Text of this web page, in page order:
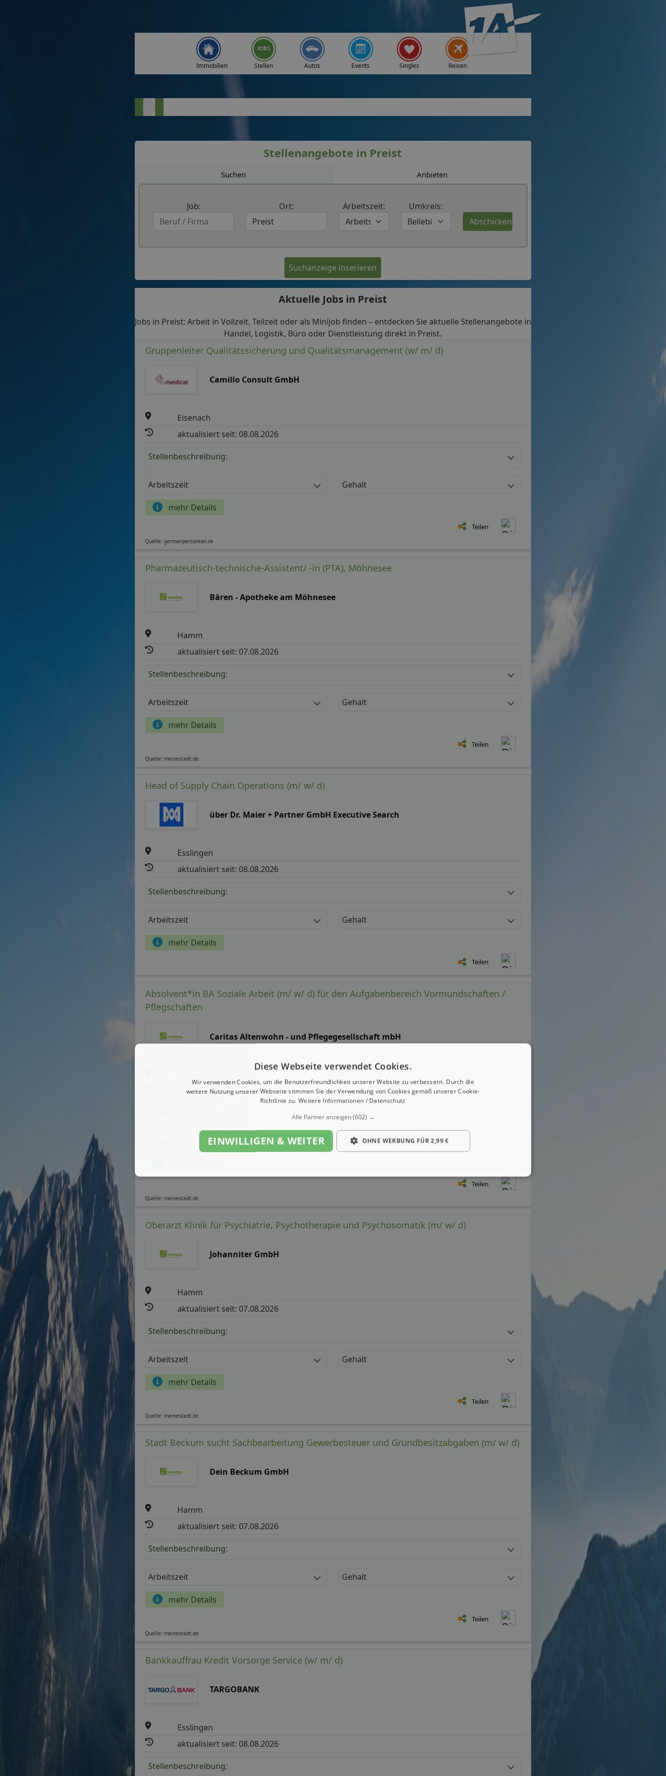
Immobilien Stellen Autos Events Singles Reisen
Stellenangebote in Preist
Suchen Anbieten
Job: Ort: Arbeitszeit: Umkreis:
Suchanzeige inserieren
Aktuelle Jobs in Preist
Jobs in Preist: Arbeit in Vollzeit, Teilzeit oder als Minijob finden – entdecken Sie aktuelle Stellenangebote in
Handel, Logistik, Büro oder Dienstleistung direkt in Preist.
Gruppenleiter Qualitätssicherung und Qualitätsmanagement (w/ m/ d)
Camillo Consult GmbH
Eisenach
aktualisiert seit: 08.08.2026
Stellenbeschreibung:
Arbeitszeit Gehalt
mehr Details
Teilen
Quelle: germanpersonnel.de
Pharmazeutisch-technische-Assistent/ -in (PTA), Möhnesee
Bären - Apotheke am Möhnesee
Hamm
aktualisiert seit: 07.08.2026
Stellenbeschreibung:
Arbeitszeit Gehalt
mehr Details
Teilen
Quelle: meinestadt.de
Head of Supply Chain Operations (m/ w/ d)
über Dr. Maier + Partner GmbH Executive Search
Esslingen
aktualisiert seit: 08.08.2026
Stellenbeschreibung:
Arbeitszeit Gehalt
mehr Details
Teilen
Absolvent*in BA Soziale Arbeit (m/ w/ d) für den Aufgabenbereich Vormundschaften /
Pflegschaften
Caritas Altenwohn - und Pflegegesellschaft mbH
aktualisiert seit: 07.08.2026
Gehalt
Teilen
Quelle: meinestadt.de
Oberarzt Klinik für Psychiatrie, Psychotherapie und Psychosomatik (m/ w/ d)
Johanniter GmbH
Hamm
aktualisiert seit: 07.08.2026
Stellenbeschreibung:
Arbeitszeit Gehalt
mehr Details
Teilen
Quelle: meinestadt.de
Stadt Beckum sucht Sachbearbeitung Gewerbesteuer und Grundbesitzabgaben (m/ w/ d)
Dein Beckum GmbH
Hamm
aktualisiert seit: 07.08.2026
Stellenbeschreibung:
Arbeitszeit Gehalt
mehr Details
Teilen
Quelle: meinestadt.de
Bankkauffrau Kredit Vorsorge Service (w/ m/ d)
TARGOBANK
Esslingen
aktualisiert seit: 08.08.2026
Stellenbeschreibung:
Diese Webseite verwendet Cookies.
Wir verwenden Cookies, um die Benutzerfreundlichkeit unserer Website zu verbessern. Durch die
weitere Nutzung unserer Webseite stimmen Sie der Verwendung von Cookies gemäß unserer Cookie-
Richtlinie zu. Weitere Informationen / Datenschutz
Alle Partner anzeigen(602) →
EINWILLIGEN & WEITER OHNE WERBUNG FÜR 2,99 €